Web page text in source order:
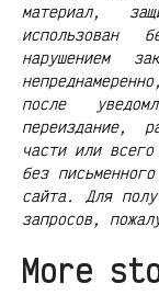
материал,
использован
нарушением
после
переиздание,
части или
без
сайта. Для
запросов,
More